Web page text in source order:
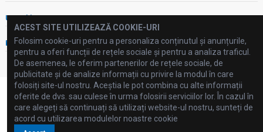
Urmăriți-ne!
Buletin informativ
ACEST SITE UTILIZEAZĂ COOKIE-URI
Folosim cookie-uri pentru a personaliza conținutul și anunțurile,
pentru a oferi funcții de rețele sociale și pentru a analiza traficul.
De asemenea, le oferim partenerilor de rețele sociale, de
publicitate și de analize informații cu privire la modul în care
folosiți site-ul nostru. Aceștia le pot combina cu alte informații
oferite de dvs. sau culese în urma folosirii serviciilor lor. În cazul în
care alegeți să continuați să utilizați website-ul nostru, sunteți de
acord cu utilizarea modulelor noastre cookie